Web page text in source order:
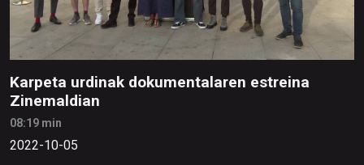
Karpeta urdinak dokumentalaren estreina
Zinemaldian
08:19 min
2022-10-05